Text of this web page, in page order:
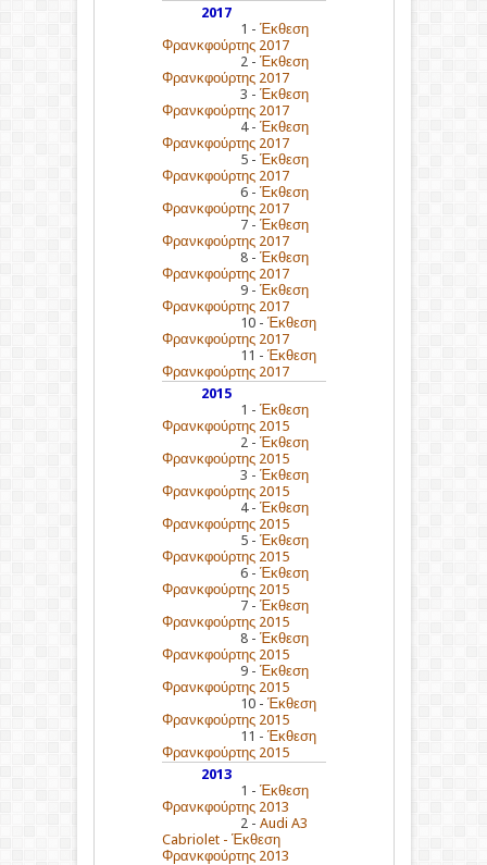
2017
1 - Έκθεση
Φρανκφούρτης 2017
2 - Έκθεση
Φρανκφούρτης 2017
3 - Έκθεση
Φρανκφούρτης 2017
4 - Έκθεση
Φρανκφούρτης 2017
5 - Έκθεση
Φρανκφούρτης 2017
6 - Έκθεση
Φρανκφούρτης 2017
7 - Έκθεση
Φρανκφούρτης 2017
8 - Έκθεση
Φρανκφούρτης 2017
9 - Έκθεση
Φρανκφούρτης 2017
10 - Έκθεση
Φρανκφούρτης 2017
11 - Έκθεση
Φρανκφούρτης 2017
2015
1 - Έκθεση
Φρανκφούρτης 2015
2 - Έκθεση
Φρανκφούρτης 2015
3 - Έκθεση
Φρανκφούρτης 2015
4 - Έκθεση
Φρανκφούρτης 2015
5 - Έκθεση
Φρανκφούρτης 2015
6 - Έκθεση
Φρανκφούρτης 2015
7 - Έκθεση
Φρανκφούρτης 2015
8 - Έκθεση
Φρανκφούρτης 2015
9 - Έκθεση
Φρανκφούρτης 2015
10 - Έκθεση
Φρανκφούρτης 2015
11 - Έκθεση
Φρανκφούρτης 2015
2013
1 - Έκθεση
Φρανκφούρτης 2013
2 - Audi A3
Cabriolet - Έκθεση
Φρανκφούρτης 2013